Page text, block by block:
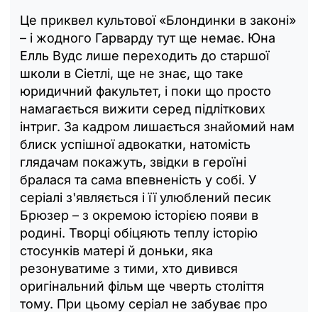
Це приквел культової «Блондинки в законі»
– і жодного Гарварду тут ще немає. Юна
Елль Вудс лише переходить до старшої
школи в Сіетлі, ще не знає, що таке
юридичний факультет, і поки що просто
намагається вижити серед підліткових
інтриг. За кадром лишається знайомий нам
блиск успішної адвокатки, натомість
глядачам покажуть, звідки в героїні
бралася та сама впевненість у собі. У
серіалі з'являється і її улюблений песик
Брюзер – з окремою історією появи в
родині. Творці обіцяють теплу історію
стосунків матері й доньки, яка
резонуватиме з тими, хто дивився
оригінальний фільм ще чверть століття
тому. При цьому серіал не забуває про